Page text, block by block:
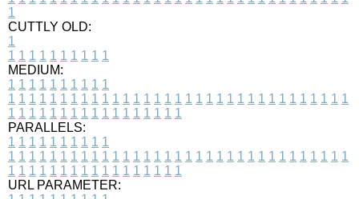
1
CUTTLY OLD:
1
1 1 1 1 1 1 1 1 1 1
MEDIUM:
1 1 1 1 1 1 1 1 1 1
1 1 1 1 1 1 1 1 1 1 1 1 1 1 1 1 1 1 1 1 1 1 1 1 1 1 1 1 1 1 1 1 1
1 1 1 1 1 1 1 1 1 1 1 1 1 1 1 1 1
PARALLELS:
1 1 1 1 1 1 1 1 1 1
1 1 1 1 1 1 1 1 1 1 1 1 1 1 1 1 1 1 1 1 1 1 1 1 1 1 1 1 1 1 1 1 1
1 1 1 1 1 1 1 1 1 1 1 1 1 1 1 1 1
URL PARAMETER: